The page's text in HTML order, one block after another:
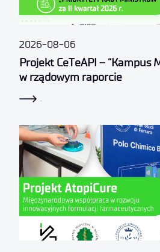
Projekt CeTeAPI – “Kampus
w rządowym raporcie
2026-08-06
.